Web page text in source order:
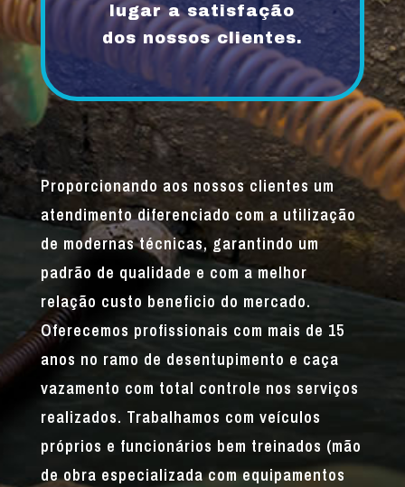
lugar a satisfação
dos nossos clientes.
Proporcionando aos nossos clientes um
atendimento diferenciado com a utilização
de modernas técnicas, garantindo um
padrão de qualidade e com a melhor
relação custo beneficio do mercado.
Oferecemos profissionais com mais de 15
anos no ramo de desentupimento e caça
vazamento com total controle nos serviços
realizados. Trabalhamos com veículos
próprios e funcionários bem treinados (mão
de obra especializada com equipamentos